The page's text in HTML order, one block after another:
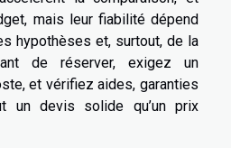
mais leur fiabilité dépend
hypothèses et, surtout, de la
de réserver, exigez un
et vérifiez aides, garanties
un devis solide qu’un prix